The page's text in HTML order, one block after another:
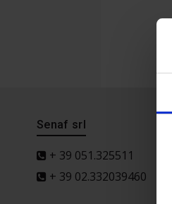
Senaf srl
+ 39 051.325511
+ 39 02.332039460